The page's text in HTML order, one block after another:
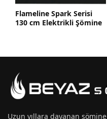
Flameline Spark Serisi
130 cm Elektrikli Şömine
Uzun yıllara dayananşömine